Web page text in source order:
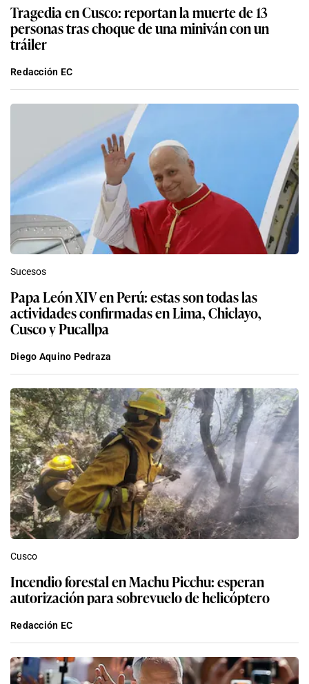
Tragedia en Cusco: reportan la muerte de 13
personas tras choque de una miniván con un
tráiler
Redacción EC
Sucesos
Papa León XIV en Perú: estas son todas las
actividades confirmadas en Lima, Chiclayo,
Cusco y Pucallpa
Diego Aquino Pedraza
Cusco
Incendio forestal en Machu Picchu: esperan
autorización para sobrevuelo de helicóptero
Redacción EC